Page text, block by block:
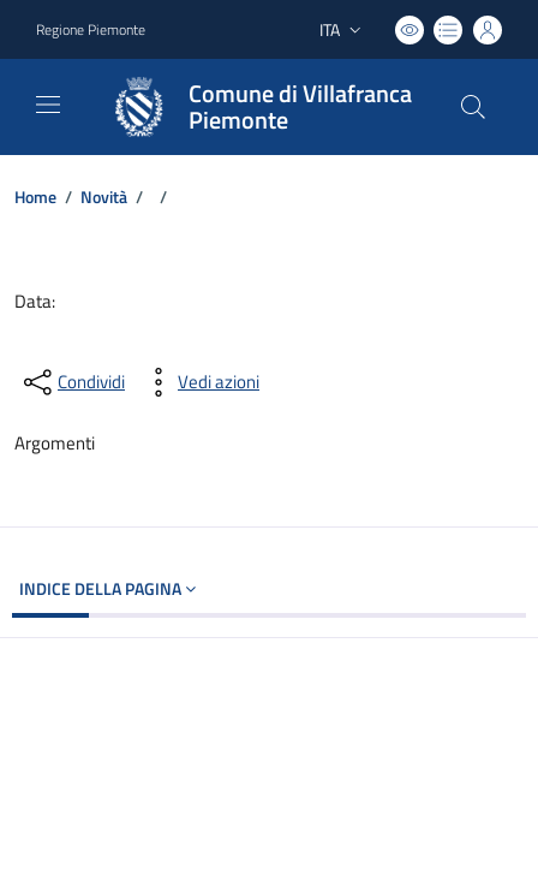
Regione Piemonte Lingua attiva:
ITA
Comune di Villafranca
Piemonte
Home / Novità / /
Data:
Condividi Vedi azioni
Argomenti
INDICE DELLA PAGINA